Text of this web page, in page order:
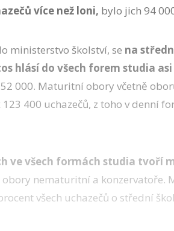
více než loni, bylo jich 94
ministerstvo školství, se na
hlásí do všech forem studia
000. Maturitní obory včetně
400 uchazečů, z toho v denní
ve všech formách studia tvoří
obory nematuritní a konzervatoře.
všech uchazečů o střední